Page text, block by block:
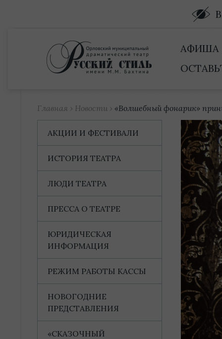
АФИША
Главная › Новости › «Волшебный фонарик»
АКЦИИ И ФЕСТИВАЛИ
ИСТОРИЯ ТЕАТРА
ЛЮДИ ТЕАТРА
ПРЕССА О ТЕАТРЕ
ЮРИДИЧЕСКАЯ
ИНФОРМАЦИЯ
РЕЖИМ РАБОТЫ КАССЫ
НОВОГОДНИЕ
ПРЕДСТАВЛЕНИЯ
«СКАЗОЧНЫЙ